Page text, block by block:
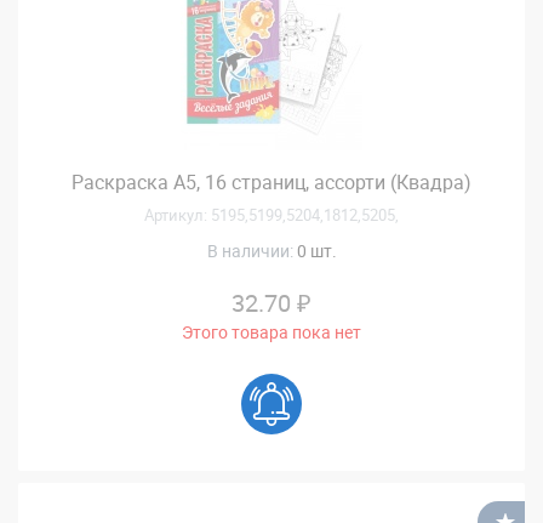
Раскраска А5, 16 страниц, ассорти (Квадра)
Артикул: 5195,5199,5204,1812,5205,
В наличии: 0 шт.
32.70 ₽
Этого товара пока нет